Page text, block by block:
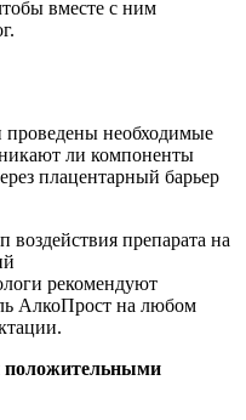
вместе с ним
проведены необходимые
ли компоненты
плацентарный барьер
препарата на
рекомендуют
АлкоПрост на любом
положительными